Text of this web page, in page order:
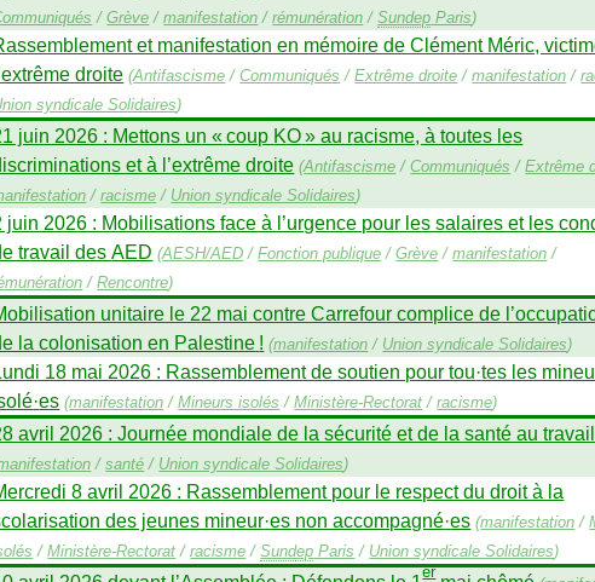
/Grève /manifestation /rémunération /Sundep Paris)
et manifestation en mémoire de Clément Méric,
droite (Antifascisme /Communiqués /Extrême droite /manifestation /
syndicale Solidaires)
juin 2026 : Mettons un « coup KO» au racisme, à toutes les
et à l’extrême droite (Antifascisme /Communiqués /Extrême
/racisme / Union syndicale Solidaires)
juin 2026 : Mobilisations face à l’urgence pour les salaires et les
travail desAED (AESH/AED /Fonction publique /Grève /manifestation /
/Rencontre)
unitaire le 22 mai contre Carrefour complice de
la colonisation en Palestine ! (manifestation / Union syndicale Solidaires)
18 mai 2026 : Rassemblement de soutien pour tou·tes les
·es (manifestation /Mineurs isolés /Ministère-Rectorat /racisme)
avril 2026 : Journée mondiale de la sécurité et de la santé au travail
/santé / Union syndicale Solidaires)
8 avril 2026 : Rassemblement pour le respect du droit à la
des jeunes mineur·es non accompagné·es (manifestation /
/Ministère-Rectorat /racisme /Sundep Paris / Union syndicale Solidaires)
er